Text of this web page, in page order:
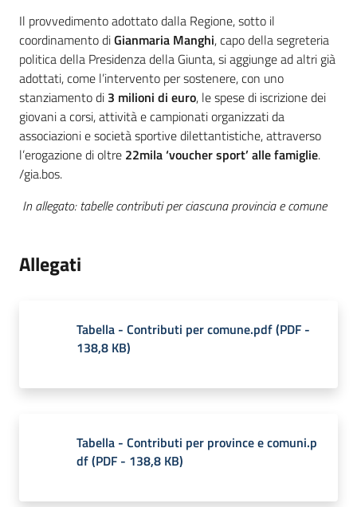
Il provvedimento adottato dalla Regione, sotto il
coordinamento diGianmaria Manghi, capo della segreteria
politica della Presidenza della Giunta, si aggiunge ad altri già
adottati, come l’intervento per sostenere, con uno
stanziamento di 3 milioni di euro, le spese di iscrizione dei
giovani a corsi, attività e campionati organizzati da
associazioni e società sportive dilettantistiche, attraverso
l’erogazione di oltre 22mila ‘voucher sport’ alle famiglie.
/gia.bos.
In allegato: tabelle contributi per ciascuna provincia e comune
Allegati
Tabella - Contributi per comune.pdf(PDF -
138,8 KB)
Tabella - Contributi per province e comuni.p
df(PDF - 138,8 KB)